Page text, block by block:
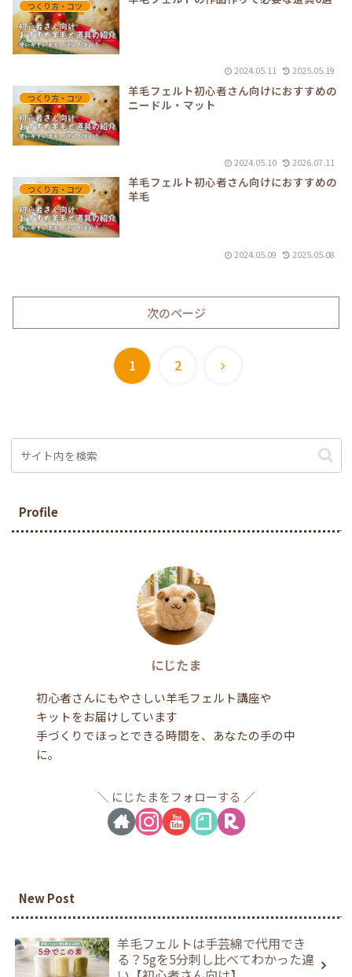
つくり方・コツ
2024.05.11 2025.05.19
つくり方・コツ
羊毛フェルト初心者さん向けにおすすめの
ニードル・マット
2024.05.10 2026.07.11
つくり方・コツ
羊毛フェルト初心者さん向けにおすすめの
羊毛
2024.05.09 2025.05.08
次のページ
1 2
次
Profile
にじたま
初心者さんにもやさしい羊毛フェルト講座や
キットをお届けしています
手づくりでほっとできる時間を、あなたの手の中
に。
にじたまをフォローする
New Post
羊毛フェルトは手芸綿で代用でき
る？5gを5分刺し比べてわかった違